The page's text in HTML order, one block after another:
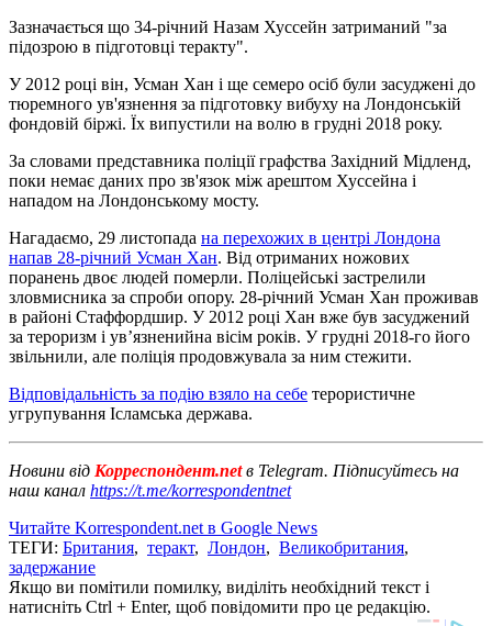
Зазначається що 34-річний Назам Хуссейн затриманий "за
підозрою в підготовці теракту".
У 2012 році він, Усман Хан і ще семеро осіб були засуджені до
тюремного ув'язнення за підготовку вибуху на Лондонській
фондовій біржі. Їх випустили на волю в грудні 2018 року.
За словами представника поліції графства Західний Мідленд,
поки немає даних про зв'язок між арештом Хуссейна і
нападом на Лондонському мосту.
Нагадаємо, 29 листопада на перехожих в центрі Лондона
напав 28-річний Усман Хан. Від отриманих ножових
поранень двоє людей померли. Поліцейські застрелили
зловмисника за спроби опору. 28-річний Усман Хан проживав
в районі Стаффордшир. У 2012 році Хан вже був засуджений
за тероризм і ув’язненийна вісім років. У грудні 2018-го його
звільнили, але поліція продовжувала за ним стежити.
Відповідальність за подію взяло на себе терористичне
угрупування Ісламська держава.
Новини від Корреспондент.netв Telegram. Підписуйтесь на
наш канал https://t.me/korrespondentnet
Читайте Korrespondent.net в Google News
ТЕГИ: Британия, теракт, Лондон, Великобритания,
задержание
Якщо ви помітили помилку, виділіть необхідний текст і
натисніть Ctrl + Enter, щоб повідомити про це редакцію.